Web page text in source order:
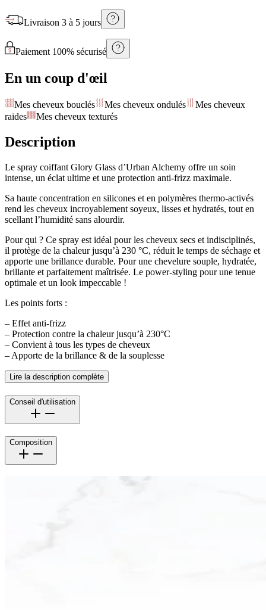
Livraison 3 à 5 jours
Paiement 100% sécurisé
En un coup d'œil
Mes cheveux bouclés Mes cheveux ondulés
Mes cheveux
raides
Mes cheveux texturés
Description
Le spray coiffant Glory Glass d’Urban Alchemy offre un soin
intense, un éclat ultime et une protection anti-frizz maximale.
Sa haute concentration en silicones et en polymères thermo-activés
rend les cheveux incroyablement soyeux, lisses et hydratés, tout en
scellant l’humidité sans alourdir.
Pour qui ? Ce spray est idéal pour les cheveux secs et indisciplinés,
il protège de la chaleur jusqu’à 230 °C, réduit le temps de séchage et
apporte une brillance durable. Pour une chevelure souple, hydratée,
brillante et parfaitement maîtrisée. Le power-styling pour une tenue
optimale et un look impeccable !
Les points forts :
– Effet anti-frizz
– Protection contre la chaleur jusqu’à 230°C
– Convient à tous les types de cheveux
– Apporte de la brillance & de la souplesse
Lire la description complète
Conseil d'utilisation
Composition